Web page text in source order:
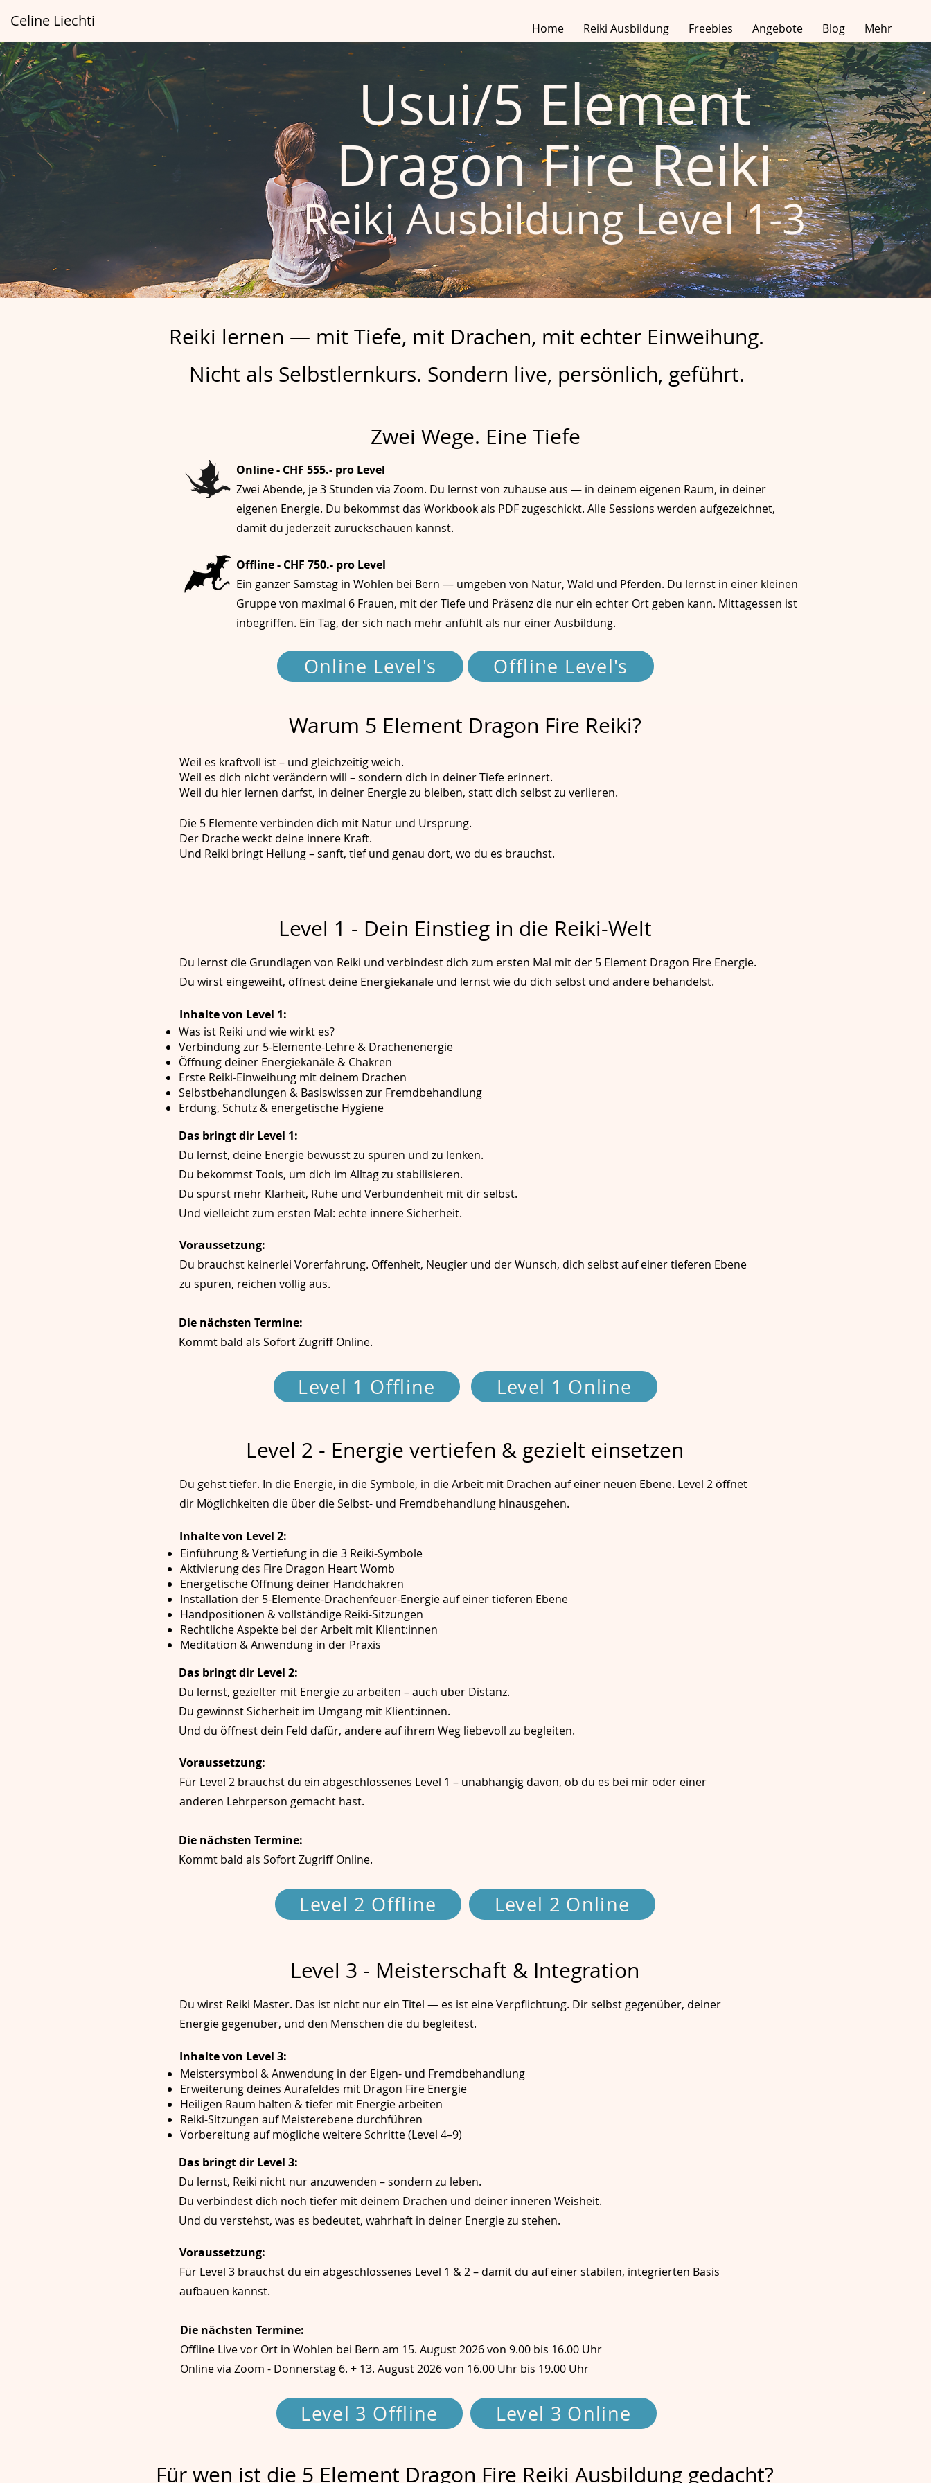
Celine Liechti Home Reiki Ausbildung Freebies Angebote Blog Mehr
Usui/5 Element
Dragon Fire Reiki
ReikiAusbildungLevel 1-3
Reiki lernen — mit Tiefe, mit Drachen, mit echter Einweihung.
Nicht als Selbstlernkurs. Sondern live, persönlich, geführt.
Zwei Wege. Eine Tiefe
Online - CHF 555.- pro Level
Zwei Abende, je 3 Stunden via Zoom. Du lernst von zuhause aus — in deinem eigenen Raum, in deiner
eigenen Energie. Du bekommst das Workbook als PDF zugeschickt. Alle Sessions werden aufgezeichnet,
damit du jederzeit zurückschauen kannst.
Offline - CHF 750.- pro Level
Ein ganzer Samstag in Wohlen bei Bern — umgeben von Natur, Wald und Pferden. Du lernst in einer kleinen
Gruppe von maximal 6 Frauen, mit der Tiefe und Präsenz die nur ein echter Ort geben kann. Mittagessen ist
inbegriffen. Ein Tag, der sich nach mehr anfühlt als nur einer Ausbildung.
Online Level's Offline Level's
Warum 5 Element Dragon Fire Reiki?
Weil es kraftvoll ist – und gleichzeitig weich.
Weil es dich nicht verändern will – sondern dich in deiner Tiefe erinnert.
Weil du hier lernen darfst, in deiner Energie zu bleiben, statt dich selbst zu verlieren.
Die 5 Elemente verbinden dich mit Natur und Ursprung.
Der Drache weckt deine innere Kraft.
Und Reiki bringt Heilung – sanft, tief und genau dort, wo du es brauchst.
Level 1 - Dein Einstieg in die Reiki-Welt
Du lernst die Grundlagen von Reiki und verbindest dich zum ersten Mal mit der 5 Element Dragon Fire Energie.
Du wirst eingeweiht, öffnest deine Energiekanäle und lernst wie du dich selbst und andere behandelst.
Inhalte von Level 1:
Was ist Reiki und wie wirkt es?
Verbindung zur 5-Elemente-Lehre & Drachenenergie
Öffnung deiner Energiekanäle & Chakren
Erste Reiki-Einweihung mit deinem Drachen
Selbstbehandlungen & Basiswissen zur Fremdbehandlung
Erdung, Schutz & energetische Hygiene
Das bringt dir Level 1:
Du lernst, deine Energie bewusst zu spüren und zu lenken.
Du bekommst Tools, um dich im Alltag zu stabilisieren.
Du spürst mehr Klarheit, Ruhe und Verbundenheit mit dir selbst.
Und vielleicht zum ersten Mal: echte innere Sicherheit.
Voraussetzung:
Du brauchst keinerlei Vorerfahrung. Offenheit, Neugier und der Wunsch, dich selbst auf einer tieferen Ebene
zu spüren, reichen völlig aus.
Die nächsten Termine:
Kommt bald als Sofort Zugriff Online.
Level 1 Offline Level 1 Online
Level 2 - Energie vertiefen & gezielt einsetzen
Du gehst tiefer. In die Energie, in die Symbole, in die Arbeit mit Drachen auf einer neuen Ebene. Level 2 öffnet
dir Möglichkeiten die über die Selbst- und Fremdbehandlung hinausgehen.
Inhalte von Level 2:
Einführung & Vertiefung in die 3 Reiki-Symbole
Aktivierung des Fire Dragon Heart Womb
Energetische Öffnung deiner Handchakren
Installation der 5-Elemente-Drachenfeuer-Energie auf einer tieferen Ebene
Handpositionen & vollständige Reiki-Sitzungen
Rechtliche Aspekte bei der Arbeit mit Klient:innen
Meditation & Anwendung in der Praxis
Das bringt dir Level 2:
Du lernst, gezielter mit Energie zu arbeiten – auch über Distanz.
Du gewinnst Sicherheit im Umgang mit Klient:innen.
Und du öffnest dein Feld dafür, andere auf ihrem Weg liebevoll zu begleiten.
Voraussetzung:
Für Level 2 brauchst du ein abgeschlossenes Level 1 – unabhängig davon, ob du es bei mir oder einer
anderen Lehrperson gemacht hast.
Die nächsten Termine:
Kommt bald als Sofort Zugriff Online.
Level 2 Offline Level 2 Online
Level 3 - Meisterschaft & Integration
Du wirst Reiki Master. Das ist nicht nur ein Titel — es ist eine Verpflichtung. Dir selbst gegenüber, deiner
Energie gegenüber, und den Menschen die du begleitest.
Inhalte von Level 3:
Meistersymbol & Anwendung in der Eigen- und Fremdbehandlung
Erweiterung deines Aurafeldes mit Dragon Fire Energie
Heiligen Raum halten & tiefer mit Energie arbeiten
Reiki-Sitzungen auf Meisterebene durchführen
Vorbereitung auf mögliche weitere Schritte (Level 4–9)
Das bringt dir Level 3:
Du lernst, Reiki nicht nur anzuwenden – sondern zu leben.
Du verbindest dich noch tiefer mit deinem Drachen und deiner inneren Weisheit.
Und du verstehst, was es bedeutet, wahrhaft in deiner Energie zu stehen.
Voraussetzung:
Für Level 3 brauchst du ein abgeschlossenes Level 1 & 2 – damit du auf einer stabilen, integrierten Basis
aufbauen kannst.
Die nächsten Termine:
Offline Live vor Ort in Wohlen bei Bern am 15. August 2026 von 9.00 bis 16.00 Uhr
Online via Zoom - Donnerstag 6. + 13. August 2026 von 16.00 Uhr bis 19.00 Uhr
Level 3 Offline Level 3 Online
Für wen ist die 5 Element Dragon Fire Reiki Ausbildung gedacht?